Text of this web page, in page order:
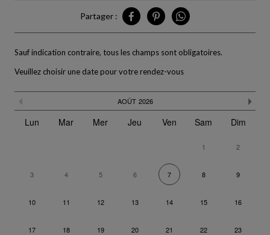
Partager :
Partager Seoul - Jamsil Lotte sur
Partager Seoul - Jamsil Lotte
Partager Seoul - Jamsil
Sauf indication contraire, tous les champs sont obligatoires.
Veuillez choisir une date pour votre rendez-vous
Le calendrier n'est pas pleinement compatible avec l'utilisation
le
calendrier
AOÛT 2026
Lun Mar Mer Jeu Ven Sam Dim
1 2
3 4 5 6 7 8 9
10 11 12 13 14 15 16
17 18 19 20 21 22 23